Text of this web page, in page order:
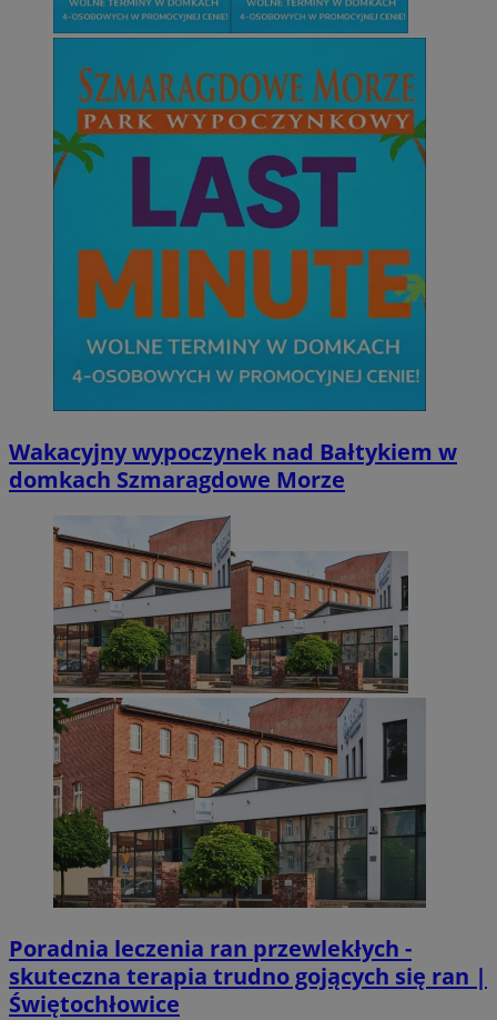
Wakacyjny wypoczynek nad Bałtykiem w
domkach Szmaragdowe Morze
Poradnia leczenia ran przewlekłych -
skuteczna terapia trudno gojących się ran |
Świętochłowice